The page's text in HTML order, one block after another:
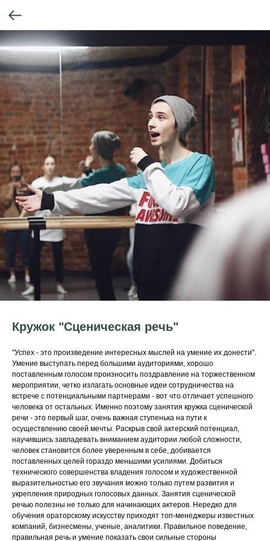
Кружок "Сценическая речь"
"Успех - это произведение интересных мыслей на умение их донести".
Умение выступать перед большими аудиториями, хорошо
поставленным голосом произносить поздравление на торжественном
мероприятии, четко излагать основные идеи сотрудничества на
встрече с потенциальными партнерами - вот что отличает успешного
человека от остальных. Именно поэтому занятия кружка сценической
речи - это первый шаг, очень важная ступенька на пути к
осуществлению своей мечты. Раскрыв свой актерский потенциал,
научившись завладевать вниманием аудитории любой сложности,
человек становится более уверенным в себе, добивается
поставленных целей гораздо меньшими усилиями. Добиться
технического совершенства владения голосом и художественной
выразительностью его звучания можно только путем развития и
укрепления природных голосовых данных. Занятия сценической
речью полезны не только для начинающих актеров. Нередко для
обучения ораторскому искусству приходят топ-менеджеры известных
компаний, бизнесмены, ученые, аналитики. Правильное поведение,
правильная речь и умение показать свои сильные стороны